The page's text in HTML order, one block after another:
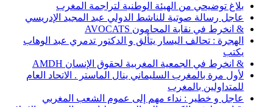
بلاغ توضيحي من الهيئة الوطنية لتراجمة المغرب
عاجل رسالة صوتية للناشط الدولي عبد المجيد الإدريسي
& انخرط في نقابة المحامون AVOCATS
الهجرة : تحالف اليسار يتألق و الدكتور تدمري عبد الوهاب
يكتب
& انخرط في الجمعية المغربية لحقوق الإنسان AMDH
لأول مرة بالمغرب السليماني ينال الماستر . الاتحاد العام
للمتداولين بالمغرب
عاجل و خطير : نداء مهم إلى عموم الشعب المغربي